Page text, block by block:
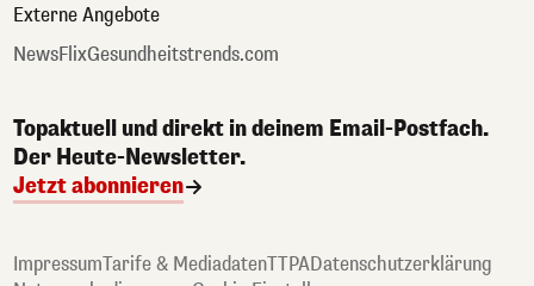
Externe Angebote
NewsFlixGesundheitstrends.com
Topaktuell und direkt in deinem Email-Postfach.
Der Heute-Newsletter.
Jetzt abonnieren
ImpressumTarife & MediadatenTTPADatenschutzerklärung